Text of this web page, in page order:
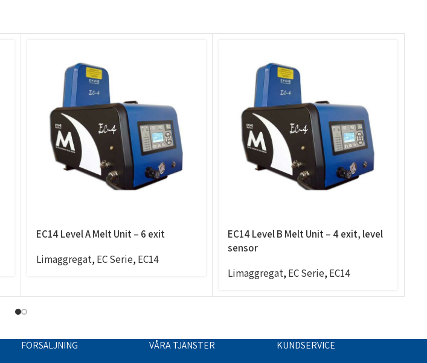
EC14 Level A Melt Unit – 6 exit
Limaggregat, EC Serie, EC14
EC14 Level B Melt Unit – 4 exit, level
sensor
Limaggregat, EC Serie, EC14
FÖRSÄLJNING VÅRA TJÄNSTER KUNDSERVICE